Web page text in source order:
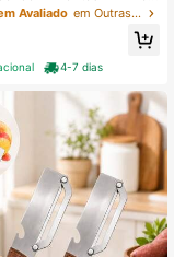
Com 6 Lâminas, para S
Avaliado em Outras ferramentas para frutas e vegetais
4-7 dias